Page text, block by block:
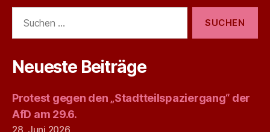
nach:
Neueste Beiträge
Protest gegen den „Stadtteilspaziergang“ der
AfD am 29.6.
28. Juni 2026